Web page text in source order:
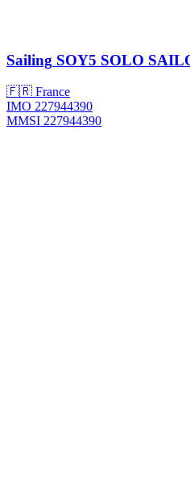
Sailing SOY5 SOLO
🇫🇷 France
IMO 227944390
MMSI 227944390